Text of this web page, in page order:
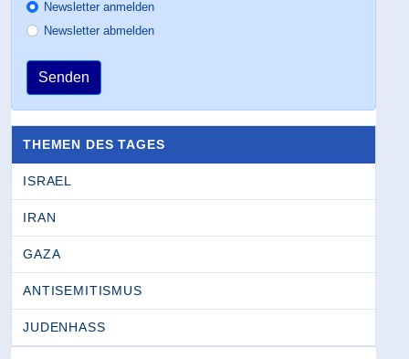
Newsletter anmelden
Newsletter abmelden
Senden
THEMEN DES TAGES
ISRAEL
IRAN
GAZA
ANTISEMITISMUS
JUDENHASS